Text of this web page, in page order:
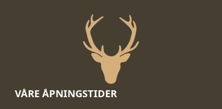
VÅRE ÅPNINGSTIDER